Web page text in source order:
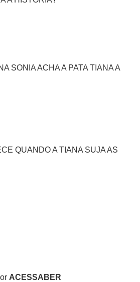
SONIA ACHA A PATA TIANA A
QUANDO A TIANA SUJA AS
ACESSABER